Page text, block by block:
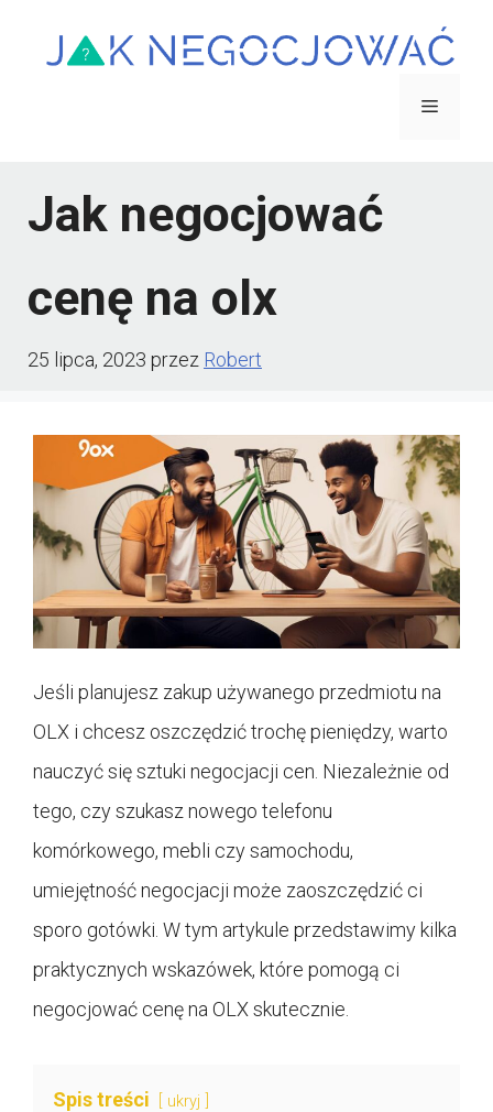
Menu
Jak negocjować
cenę na olx
25 lipca, 2023 przez Robert
Jeśli planujesz zakup używanego przedmiotu na
OLX i chcesz oszczędzić trochę pieniędzy, warto
nauczyć się sztuki negocjacji cen. Niezależnie od
tego, czy szukasz nowego telefonu
komórkowego, mebli czy samochodu,
umiejętność negocjacji może zaoszczędzić ci
sporo gotówki. W tym artykule przedstawimy kilka
praktycznych wskazówek, które pomogą ci
negocjować cenę na OLX skutecznie.
Spis treści ukryj